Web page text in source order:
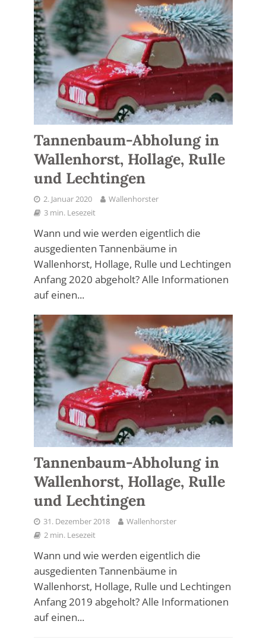
Tannenbaum-Abholung in
Wallenhorst, Hollage, Rulle
und Lechtingen
2. Januar 2020
Wallenhorster
3 min. Lesezeit
Wann und wie werden eigentlich die
ausgedienten Tannenbäume in
Wallenhorst, Hollage, Rulle und Lechtingen
Anfang 2020 abgeholt? Alle Informationen
auf einen...
Tannenbaum-Abholung in
Wallenhorst, Hollage, Rulle
und Lechtingen
31. Dezember 2018
Wallenhorster
2 min. Lesezeit
Wann und wie werden eigentlich die
ausgedienten Tannenbäume in
Wallenhorst, Hollage, Rulle und Lechtingen
Anfang 2019 abgeholt? Alle Informationen
auf einen...